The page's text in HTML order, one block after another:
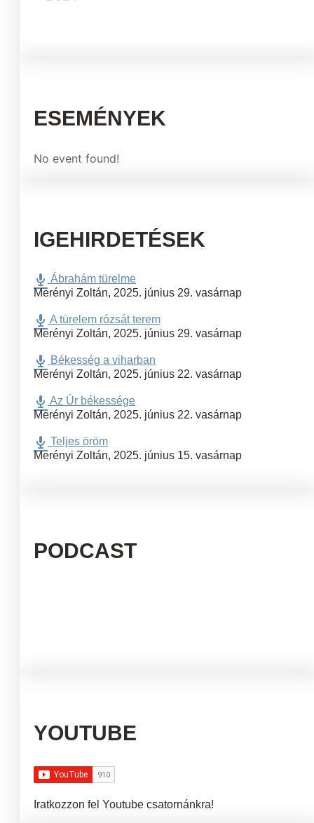
ESEMÉNYEK
No event found!
IGEHIRDETÉSEK
Ábrahám türelme
Merényi Zoltán, 2025. június 29. vasárnap
A türelem rózsát terem
Merényi Zoltán, 2025. június 29. vasárnap
Békesség a viharban
Merényi Zoltán, 2025. június 22. vasárnap
Az Úr békessége
Merényi Zoltán, 2025. június 22. vasárnap
Teljes öröm
Merényi Zoltán, 2025. június 15. vasárnap
PODCAST
YOUTUBE
Iratkozzon fel Youtube csatornánkra!